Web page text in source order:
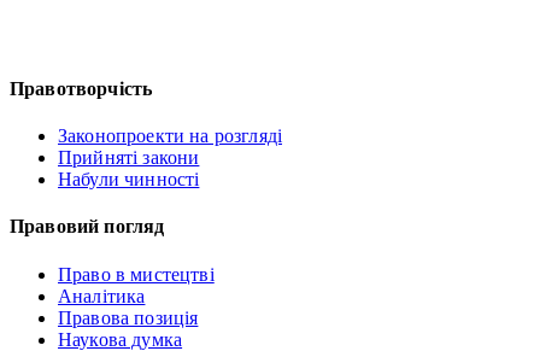
Правотворчість
Законопроекти на розгляді
Прийняті закони
Набули чинності
Правовий погляд
Право в мистецтві
Аналітика
Правова позиція
Наукова думка